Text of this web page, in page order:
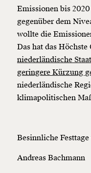
Emissionen bis
gegenüber dem
wollte die
Das hat das
niederländische
geringere Kürzung
niederländische
klimapolitischen
Besinnliche
Andreas Bachmann